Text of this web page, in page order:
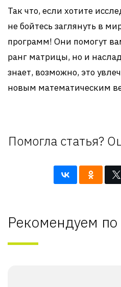
Так что, если хотите
не бойтесь заглянуть в
программ! Они помогут
ранг матрицы, но и
знает, возможно, это
новым математическим
Помогла статья?
Рекомендуем по